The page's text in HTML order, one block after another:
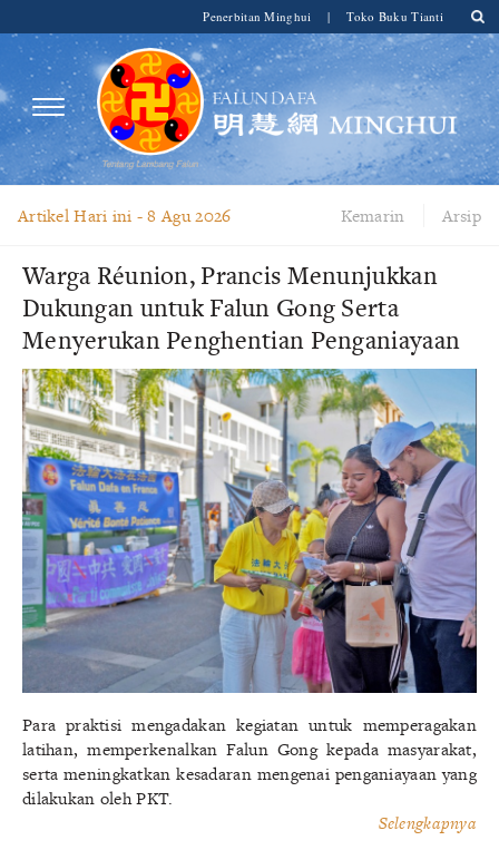
Penerbitan Minghui | Toko Buku Tianti
Artikel Hari ini -8 Agu 2026 Kemarin Arsip
Warga Réunion, Prancis Menunjukkan
Dukungan untuk Falun Gong Serta
Menyerukan Penghentian Penganiayaan
Para praktisi mengadakan kegiatan untuk memperagakan
latihan, memperkenalkan Falun Gong kepada masyarakat,
serta meningkatkan kesadaran mengenai penganiayaan yang
dilakukan oleh PKT.
Selengkapnya